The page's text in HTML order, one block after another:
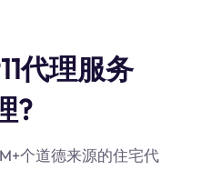
代理服务
?
个道德来源的住宅代